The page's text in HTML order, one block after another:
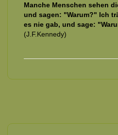
Manche Menschen sehen
und sagen: "Warum?" Ich
es nie gab, und sage:
(J.F.Kennedy)